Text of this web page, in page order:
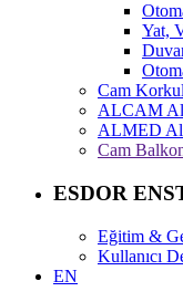
Yat,
Cam
ALCAM
ALMED
Cam
ESDOR
Eğitim &
Kullanıcı
EN